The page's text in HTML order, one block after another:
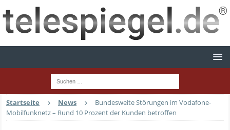
Startseite News
Bundesweite Störungen im Vodafone-
Mobilfunknetz – Rund 10 Prozent der Kunden betroffen